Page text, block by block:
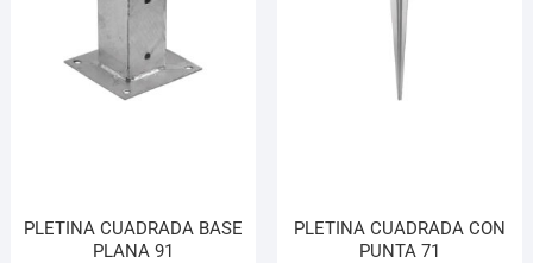
PLETINA CUADRADA BASE
PLANA 91
PLETINA CUADRADA CON
PUNTA 71